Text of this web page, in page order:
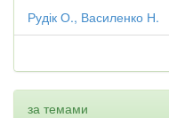
Рудік О., Василенко Н.
за темами